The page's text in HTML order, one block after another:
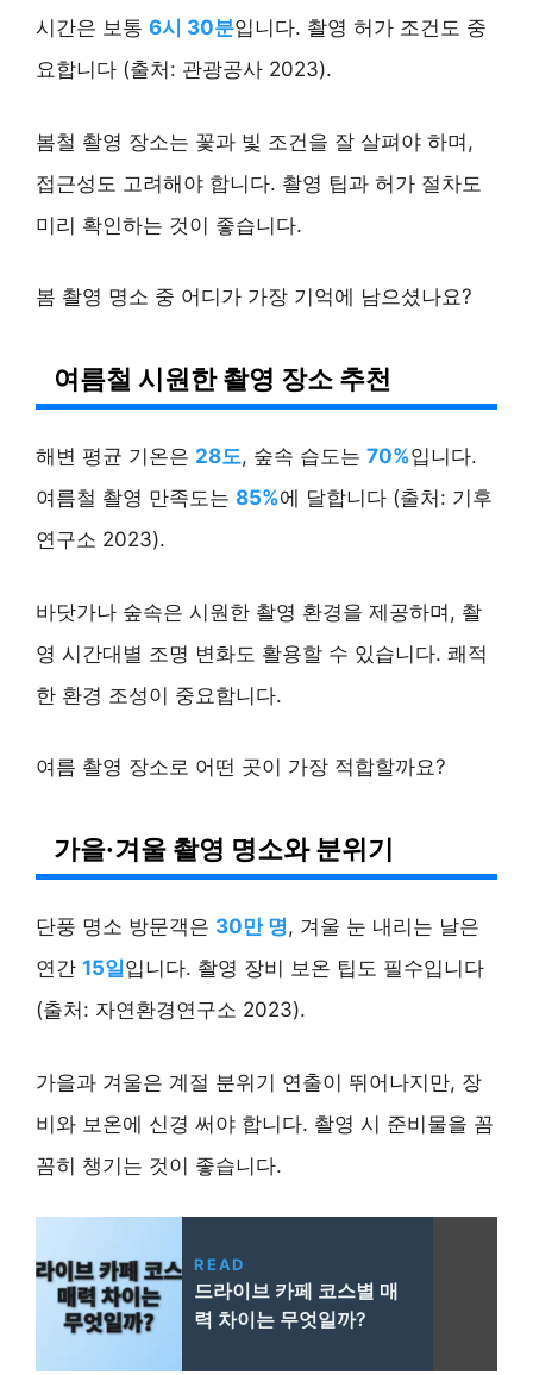
시간은 보통 6시 30분입니다. 촬영 허가 조건도 중
요합니다 (출처: 관광공사 2023).
봄철 촬영 장소는 꽃과 빛 조건을 잘 살펴야 하며,
접근성도 고려해야 합니다. 촬영 팁과 허가 절차도
미리 확인하는 것이 좋습니다.
봄 촬영 명소 중 어디가 가장 기억에 남으셨나요?
여름철 시원한 촬영 장소 추천
해변 평균 기온은 28도, 숲속 습도는 70%입니다.
여름철 촬영 만족도는 85%에 달합니다 (출처: 기후
연구소 2023).
바닷가나 숲속은 시원한 촬영 환경을 제공하며, 촬
영 시간대별 조명 변화도 활용할 수 있습니다. 쾌적
한 환경 조성이 중요합니다.
여름 촬영 장소로 어떤 곳이 가장 적합할까요?
가을·겨울 촬영 명소와 분위기
단풍 명소 방문객은 30만 명, 겨울 눈 내리는 날은
연간 15일입니다. 촬영 장비 보온 팁도 필수입니다
(출처: 자연환경연구소 2023).
가을과 겨울은 계절 분위기 연출이 뛰어나지만, 장
비와 보온에 신경 써야 합니다. 촬영 시 준비물을 꼼
꼼히 챙기는 것이 좋습니다.
READ
드라이브 카페 코스별 매
력 차이는 무엇일까?